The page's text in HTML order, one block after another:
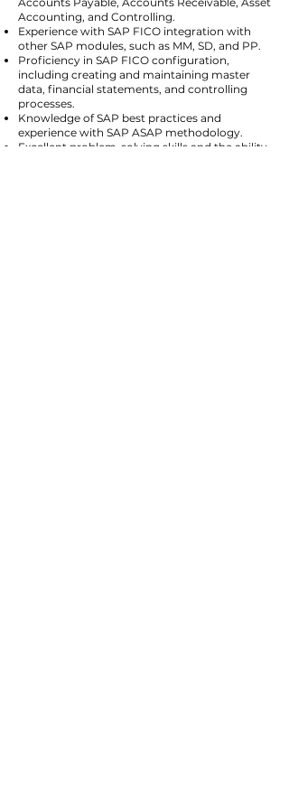
Accounting, and Controlling.
Experience with SAP FICO integration with
other SAP modules, such as MM, SD, and PP.
Proficiency in SAP FICO configuration,
including creating and maintaining master
data, financial statements, and controlling
processes.
Knowledge of SAP best practices and
experience with SAP ASAP methodology.
Excellent problem-solving skills and the ability